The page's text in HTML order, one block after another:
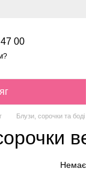
00
Блузи, сорочки та боді
Немає